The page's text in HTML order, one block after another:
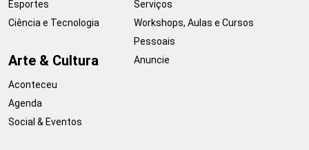
Esportes
Ciência e Tecnologia
Arte & Cultura
Aconteceu
Agenda
Social & Eventos
Serviços
Workshops, Aulas e Cursos
Pessoais
Anuncie